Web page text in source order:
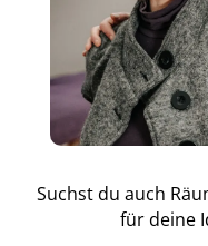
Suchst du auch
für deine